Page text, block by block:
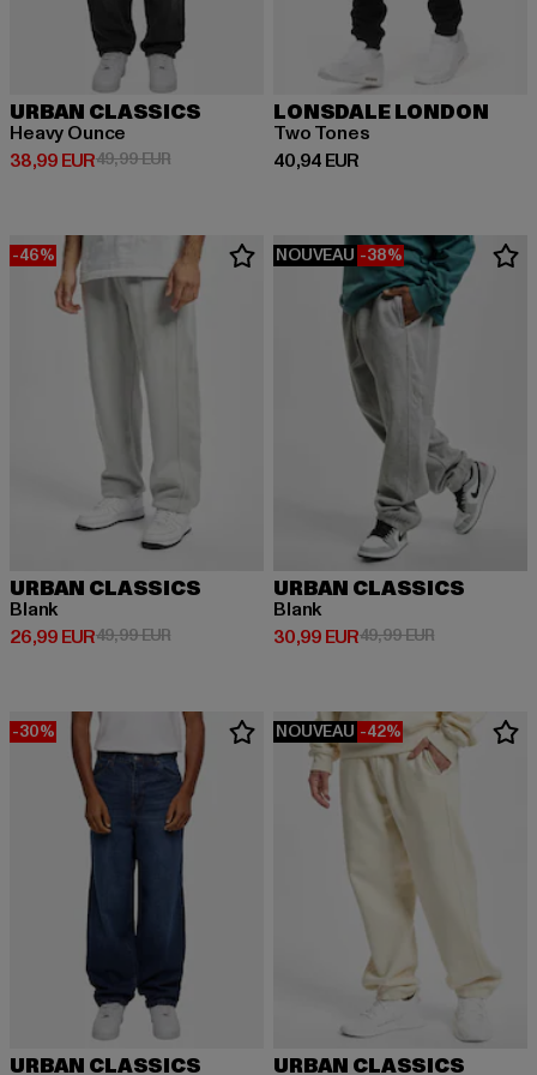
URBAN CLASSICS
Heavy Ounce
38,99 EUR
Prix courant: 38,99 EUR
49,99 EURPrix en promotion: 49,99 EUR
LONSDALE LONDON
Two Tones
40,94 EUR
Prix courant: 40,94 EUR
-46%
URBAN CLASSICS
Blank
26,99 EUR
Prix courant: 26,99 EUR
49,99 EURPrix en promotion: 49,99 EUR
NOUVEAU -38%
URBAN CLASSICS
Blank
30,99 EUR
Prix courant: 30,99 EUR
49,99 EURPrix en
-30%
URBAN CLASSICS
NOUVEAU -42%
URBAN CLASSICS